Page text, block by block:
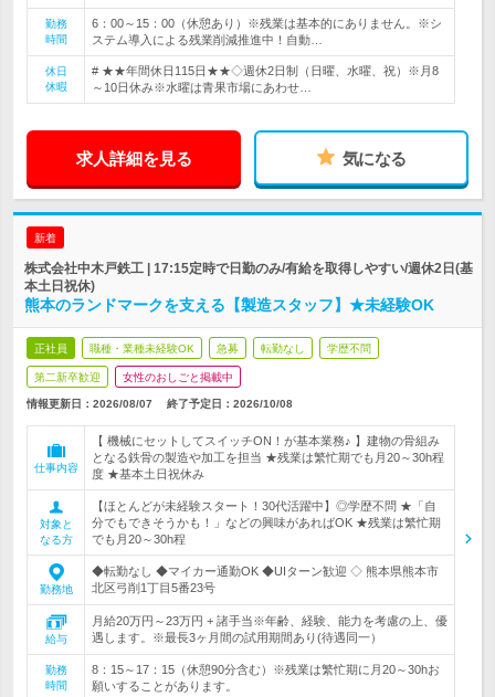
勤務
時間
6：00～15：00（休憩あり）※残業は基本的にありません。※シ
ステム導入による残業削減推進中！自動…
休日
休暇
# ★★年間休日115日★★◇週休2日制（日曜、水曜、祝）※月8
～10日休み※水曜は青果市場にあわせ…
求人詳細を見る 気になる
新着
株式会社中木戸鉄工 | 17:15定時で日勤のみ/有給を取得しやすい/週休2日(基
本土日祝休)
熊本のランドマークを支える【製造スタッフ】★未経験OK
正社員 職種・業種未経験OK 急募 転勤なし 学歴不問
第二新卒歓迎 女性のおしごと掲載中
情報更新日：2026/08/07 終了予定日： 2026/10/08
仕事内容
【 機械にセットしてスイッチON！が基本業務♪ 】建物の骨組み
となる鉄骨の製造や加工を担当 ★残業は繁忙期でも月20～30h程
度 ★基本土日祝休み
対象と
なる方
【ほとんどが未経験スタート！30代活躍中】◎学歴不問 ★「自
分でもできそうかも！」などの興味があればOK ★残業は繁忙期
でも月20～30h程
勤務地
◆転勤なし ◆マイカー通勤OK ◆UIターン歓迎 ◇ 熊本県熊本市
北区弓削1丁目5番23号
給与
月給20万円～23万円 + 諸手当※年齢、経験、能力を考慮の上、優
遇します。※最長3ヶ月間の試用期間あり(待遇同一）
勤務
時間
8：15～17：15（休憩90分含む）※残業は繁忙期に月20～30hお
願いすることがあります。